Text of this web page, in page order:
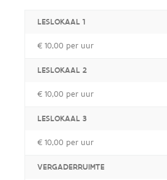
LESLOKAAL 1
€ 10,00 per uur
LESLOKAAL 2
€ 10,00 per uur
LESLOKAAL 3
€ 10,00 per uur
VERGADERRUIMTE